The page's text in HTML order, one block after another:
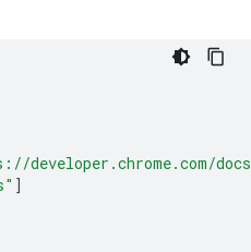
developer.chrome.com/
]